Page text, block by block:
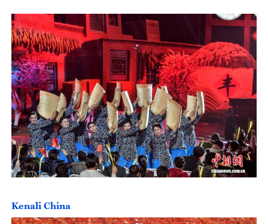
Kenali China